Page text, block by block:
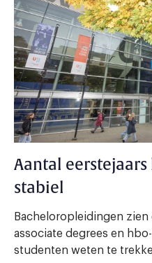
Aantal
stabiel
Bacheloropleidingen
associate degrees en
studenten weten te